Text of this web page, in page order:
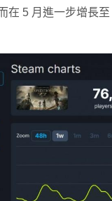
在 5 月進一步增長